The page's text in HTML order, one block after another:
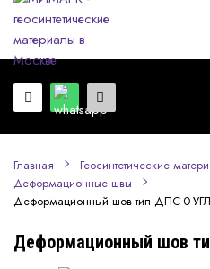
Главная
Геосинтетические
Деформационные швы
Деформационный шов тип ДПС-0-
Деформационный шов